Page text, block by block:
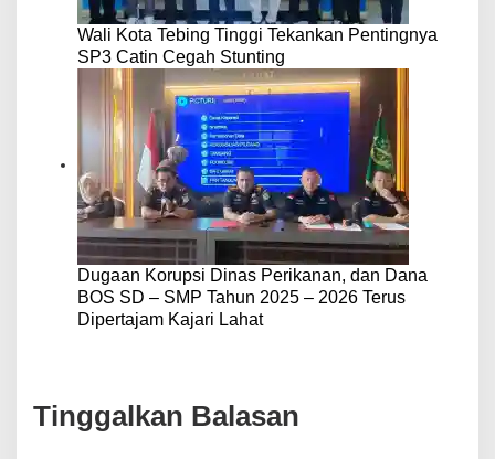
Wali Kota Tebing Tinggi Tekankan Pentingnya
SP3 Catin Cegah Stunting
Dugaan Korupsi Dinas Perikanan, dan Dana
BOS SD – SMP Tahun 2025 – 2026 Terus
Dipertajam Kajari Lahat
Tinggalkan Balasan